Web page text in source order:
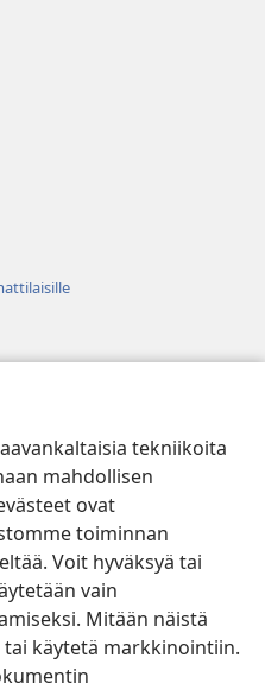
tekniikoita
mahdollisen
ovat
toiminnan
Voit hyväksyä tai
vain
Mitään näistä
käytetä markkinointiin.